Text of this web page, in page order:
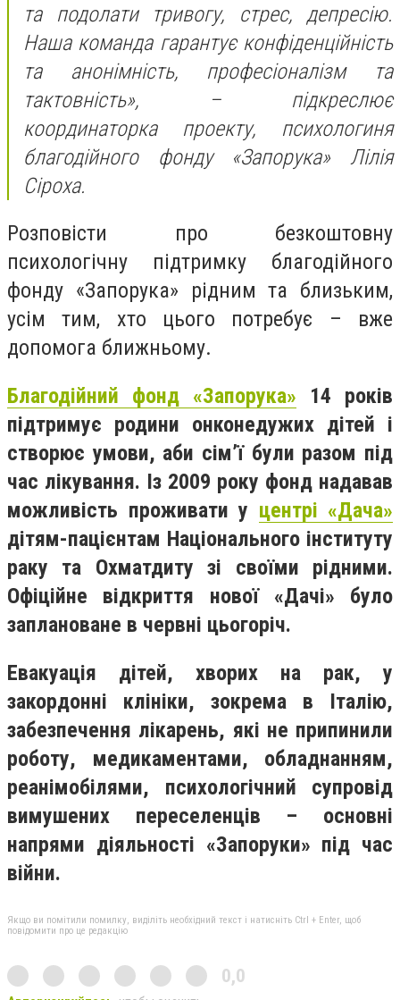
та подолати тривогу, стрес, депресію.
Наша команда гарантує конфіденційність
та анонімність, професіоналізм та
тактовність», – підкреслює
координаторка проекту, психологиня
благодійного фонду «Запорука» Лілія
Сіроха.
Розповісти про безкоштовну
психологічну підтримку благодійного
фонду «Запорука» рідним та близьким,
усім тим, хто цього потребує – вже
допомога ближньому.
Благодійний фонд «Запорука» 14 років
підтримує родини онконедужих дітей і
створює умови, аби сім’ї були разом під
час лікування. Із 2009 року фонд надавав
можливість проживати у центрі «Дача»
дітям-пацієнтам Національного інституту
раку та Охматдиту зі своїми рідними.
Офіційне відкриття нової «Дачі» було
заплановане в червні цьогоріч.
Евакуація дітей, хворих на рак, у
закордонні клініки, зокрема в Італію,
забезпечення лікарень, які не припинили
роботу, медикаментами, обладнанням,
реанімобілями, психологічний супровід
вимушених переселенців – основні
напрями діяльності «Запоруки» під час
війни.
Якщо ви помітили помилку, виділіть необхідний текст і натисніть Ctrl + Enter, щоб
повідомити про це редакцію
0,0